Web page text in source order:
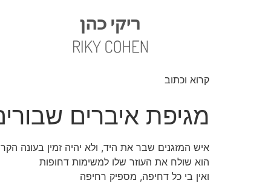
קרוא וכתוב
מגיפת איברים
איש המזגנים שבר את היד, ולא יהיה זמין בעונה
הוא שולח את העוזר שלו למשימות דחופות
ואין בי כל דחיפה, מספיק רחיפה